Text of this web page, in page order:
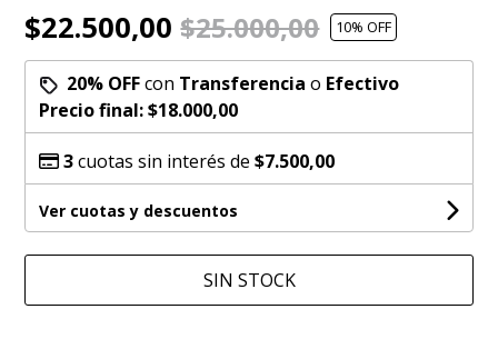
$22.500,00$25.000,00 10% OFF
20% OFFcon Transferencia o Efectivo
Precio final:$18.000,00
3cuotas sin interés de$7.500,00
Ver cuotas y descuentos
SIN STOCK